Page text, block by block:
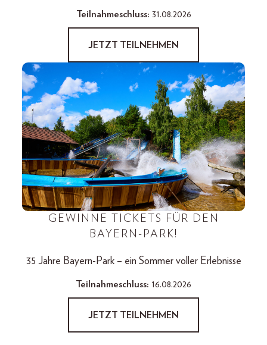
Teilnahmeschluss: 31.08.2026
JETZT TEILNEHMEN
GEWINNE TICKETS FÜR DEN
BAYERN-PARK!
35 Jahre Bayern-Park – ein Sommer voller Erlebnisse
Teilnahmeschluss: 16.08.2026
JETZT TEILNEHMEN